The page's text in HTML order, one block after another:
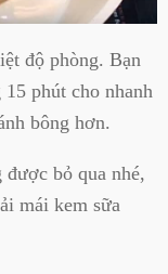
độ phòng. Bạn
15 phút cho nhanh
bông hơn.
bỏ qua nhé,
mái kem sữa